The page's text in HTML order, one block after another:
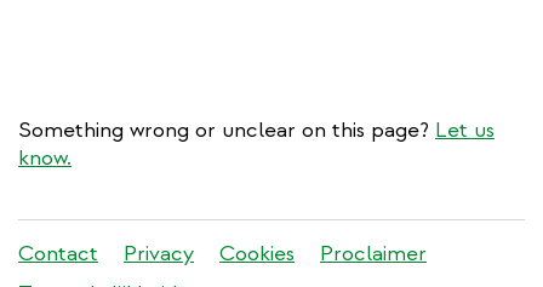
Something wrong or unclear on this page? Let us
know.
Stadleuven
Contact Privacy Cookies
Proclaimer